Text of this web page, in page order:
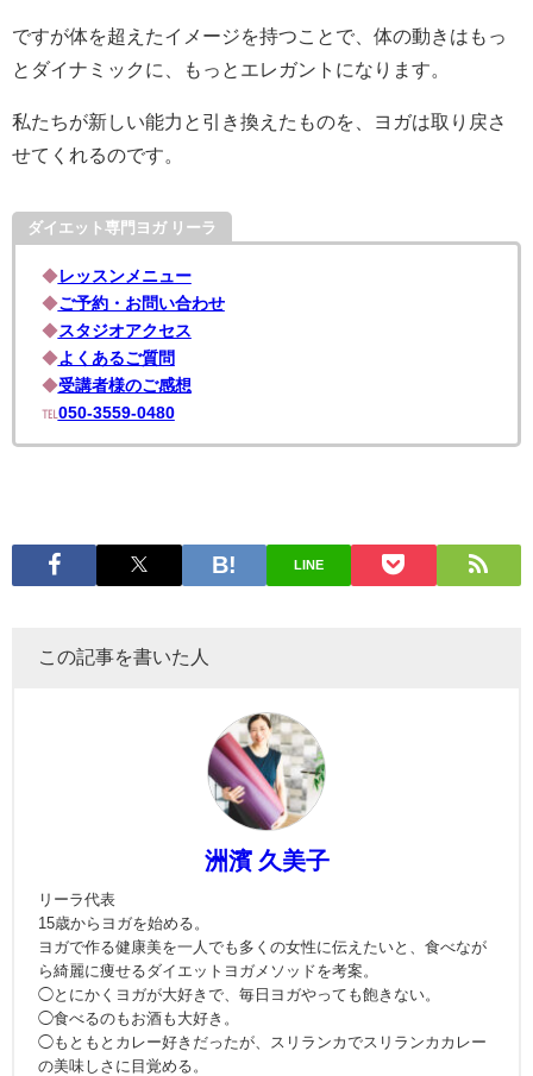
ですが体を超えたイメージを持つことで、体の動きはもっ
とダイナミックに、もっとエレガントになります。
私たちが新しい能力と引き換えたものを、ヨガは取り戻さ
せてくれるのです。
ダイエット専門ヨガ リーラ
◆ レッスンメニュー
◆ ご予約・お問い合わせ
◆ スタジオアクセス
◆ よくあるご質問
◆受講者様のご感想
℡ 050-3559-0480
LINE
この記事を書いた人
洲濱 久美子
リーラ代表
15歳からヨガを始める。
ヨガで作る健康美を一人でも多くの女性に伝えたいと、食べなが
ら綺麗に痩せるダイエットヨガメソッドを考案。
◯とにかくヨガが大好きで、毎日ヨガやっても飽きない。
◯食べるのもお酒も大好き。
◯もともとカレー好きだったが、スリランカでスリランカカレー
の美味しさに目覚める。